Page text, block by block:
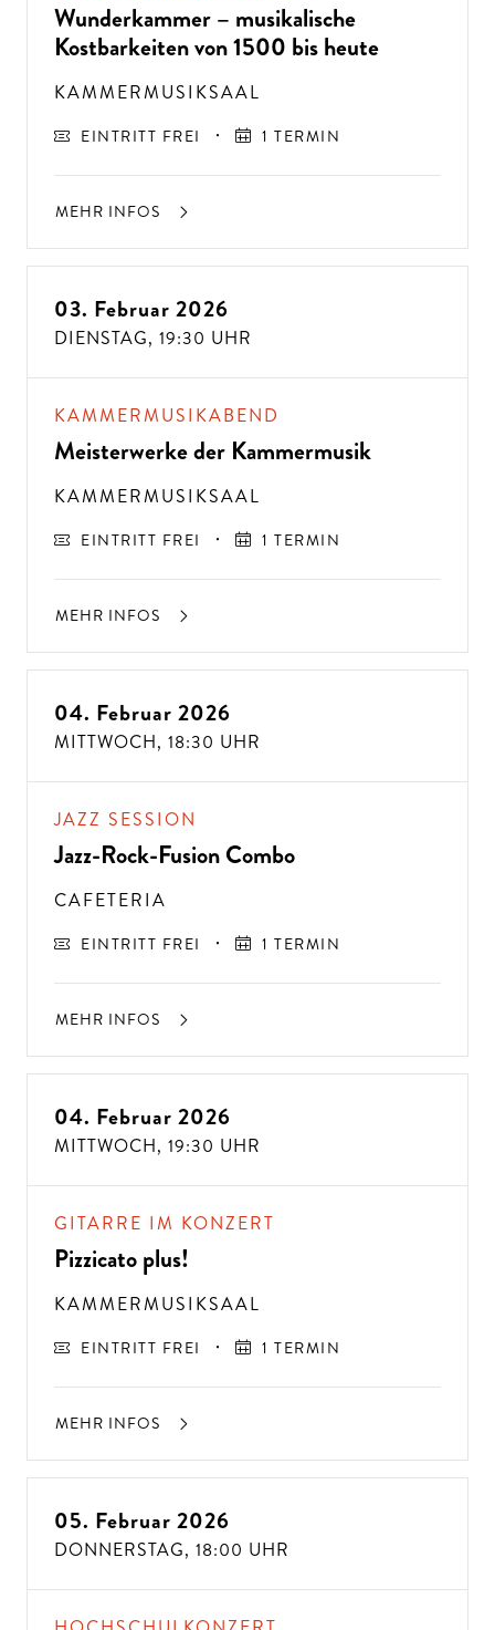
ALTE MUSIK BIS ZEITGENÖSSISCH
LIEBEN SIE DIE OPER?
ÜBE
R 300
VE
R
A
NST
ALT
U
N
GE
N P
R
O
J
A
H
R
D
A
N
N
K
O
M
M
E
N
SI
E
Z
U
U
N
S!
Wunderkammer – musikalische
Kostbarkeiten von 1500 bis heute
KAMMERMUSIKSAAL
EINTRITT FREI 1 TERMIN
MEHR INFOS
03. Februar 2026
DIENSTAG, 19:30 UHR
KAMMERMUSIKABEND
Meisterwerke der Kammermusik
KAMMERMUSIKSAAL
EINTRITT FREI 1 TERMIN
MEHR INFOS
04. Februar 2026
MITTWOCH, 18:30 UHR
JAZZ SESSION
Jazz-Rock-Fusion Combo
CAFETERIA
EINTRITT FREI 1 TERMIN
MEHR INFOS
04. Februar 2026
MITTWOCH, 19:30 UHR
GITARRE IM KONZERT
Pizzicato plus!
KAMMERMUSIKSAAL
EINTRITT FREI 1 TERMIN
MEHR INFOS
05. Februar 2026
DONNERSTAG, 18:00 UHR